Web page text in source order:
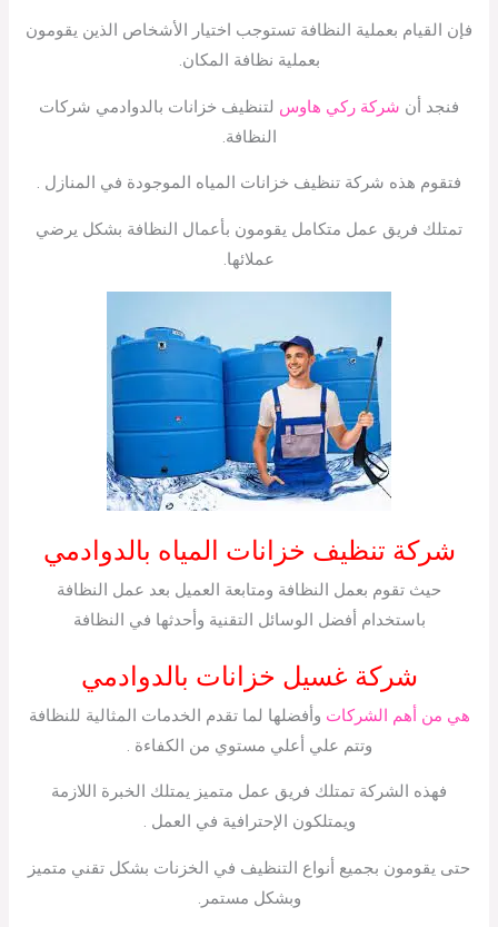
فإن القيام بعملية النظافة تستوجب اختيار الأشخاص الذين يقومون
بعملية نظافة المكان.
فنجد أن شركة ركي هاوس لتنظيف خزانات بالدوادمي شركات
النظافة.
فتقوم هذه شركة تنظيف خزانات المياه الموجودة في المنازل .
تمتلك فريق عمل متكامل يقومون بأعمال النظافة بشكل يرضي
عملائها.
شركة تنظيف خزانات المياه بالدوادمي
حيث تقوم بعمل النظافة ومتابعة العميل بعد عمل النظافة
باستخدام أفضل الوسائل التقنية وأحدثها في النظافة
شركة غسيل خزانات بالدوادمي
هي من أهم الشركات وأفضلها لما تقدم الخدمات المثالية للنظافة
وتتم علي أعلي مستوي من الكفاءة .
فهذه الشركة تمتلك فريق عمل متميز يمتلك الخبرة اللازمة
ويمتلكون الإحترافية في العمل .
حتى يقومون بجميع أنواع التنظيف في الخزنات بشكل تقني متميز
وبشكل مستمر.